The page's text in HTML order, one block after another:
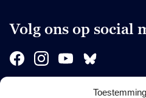
Volg ons op social